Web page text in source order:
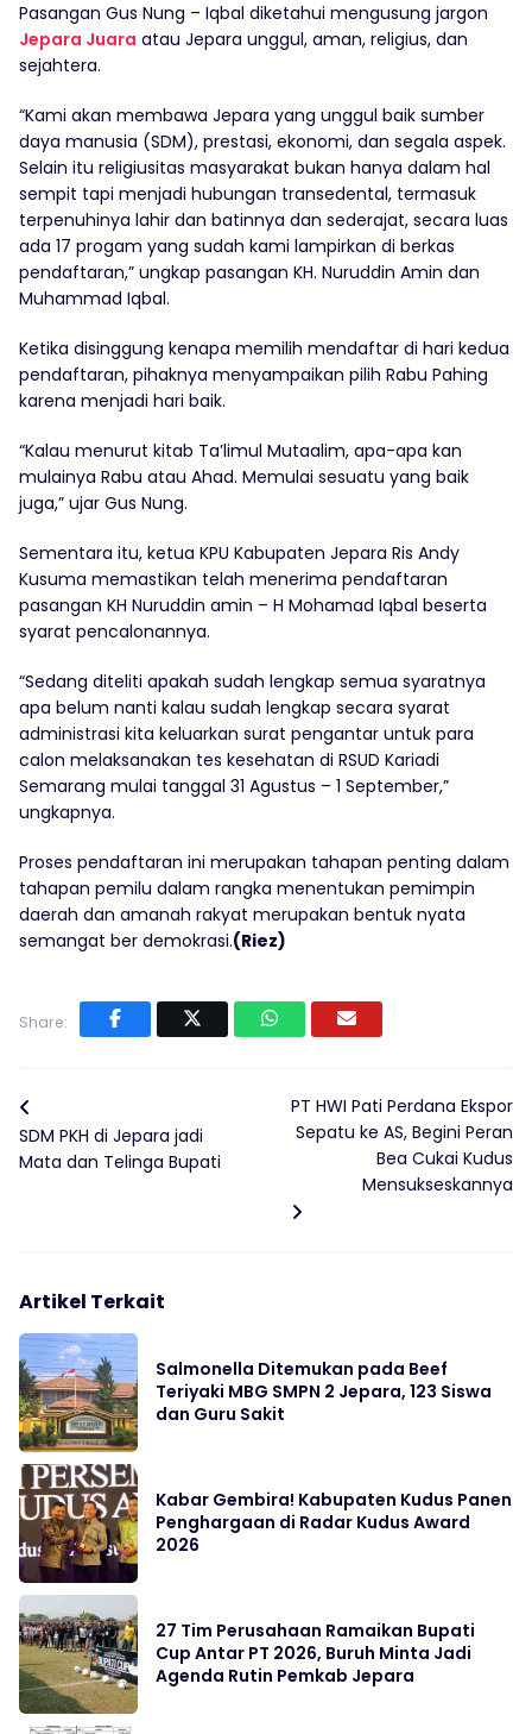
Pasangan Gus Nung – Iqbal diketahui mengusung jargon
Jepara Juara atau Jepara unggul, aman, religius, dan
sejahtera.
“Kami akan membawa Jepara yang unggul baik sumber
daya manusia (SDM), prestasi, ekonomi, dan segala aspek.
Selain itu religiusitas masyarakat bukan hanya dalam hal
sempit tapi menjadi hubungan transedental, termasuk
terpenuhinya lahir dan batinnya dan sederajat, secara luas
ada 17 progam yang sudah kami lampirkan di berkas
pendaftaran,” ungkap pasangan KH. Nuruddin Amin dan
Muhammad Iqbal.
Ketika disinggung kenapa memilih mendaftar di hari kedua
pendaftaran, pihaknya menyampaikan pilih Rabu Pahing
karena menjadi hari baik.
“Kalau menurut kitab Ta’limul Mutaalim, apa-apa kan
mulainya Rabu atau Ahad. Memulai sesuatu yang baik
juga,” ujar Gus Nung.
Sementara itu, ketua KPU Kabupaten Jepara Ris Andy
Kusuma memastikan telah menerima pendaftaran
pasangan KH Nuruddin amin – H Mohamad Iqbal beserta
syarat pencalonannya.
“Sedang diteliti apakah sudah lengkap semua syaratnya
apa belum nanti kalau sudah lengkap secara syarat
administrasi kita keluarkan surat pengantar untuk para
calon melaksanakan tes kesehatan di RSUD Kariadi
Semarang mulai tanggal 31 Agustus – 1 September,”
ungkapnya.
Proses pendaftaran ini merupakan tahapan penting dalam
tahapan pemilu dalam rangka menentukan pemimpin
daerah dan amanah rakyat merupakan bentuk nyata
semangat ber demokrasi.(Riez)
Share:
SDM PKH di Jepara jadi
Mata dan Telinga Bupati
PT HWI Pati Perdana Ekspor
Sepatu ke AS, Begini Peran
Bea Cukai Kudus
Mensukseskannya
Artikel Terkait
Salmonella Ditemukan pada Beef
Teriyaki MBG SMPN 2 Jepara, 123 Siswa
dan Guru Sakit
Kabar Gembira! Kabupaten Kudus Panen
Penghargaan di Radar Kudus Award
2026
27 Tim Perusahaan Ramaikan Bupati
Cup Antar PT 2026, Buruh Minta Jadi
Agenda Rutin Pemkab Jepara